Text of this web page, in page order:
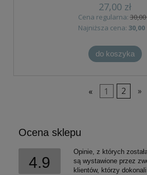
27,00 zł
Cena regularna:30,00
Najniższa cena: 30,00
do koszyka
« 1 2 »
Ocena sklepu
4.9
Opinie, z których
są wystawione przez
klientów, którzy